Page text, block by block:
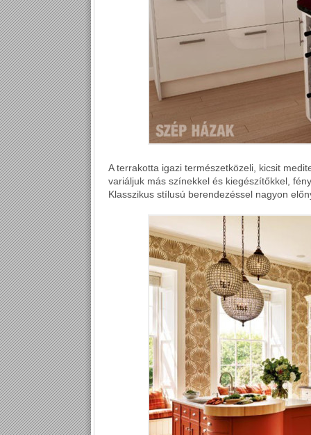
A terrakotta igazi természetközeli, kicsit
variáljuk más színekkel és kiegészítőkkel,
Klasszikus stílusú berendezéssel nagyon